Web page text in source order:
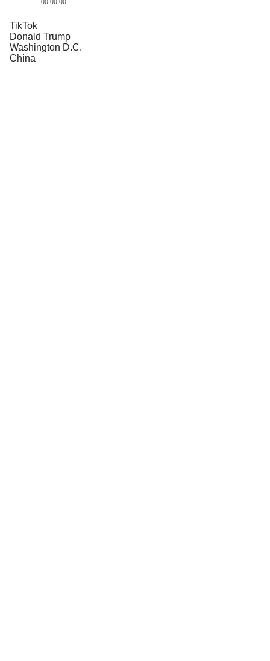
00:00:00
TikTok
Donald Trump
Washington D.C.
China